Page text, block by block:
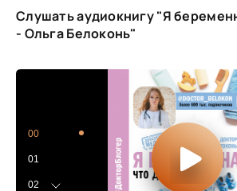
Слушать аудиокнигу "Я
- Ольга Белоконь"
00
01
02